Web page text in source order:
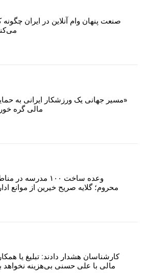
صنعت پنهان وام آنلاین در ایران چگونه
«مسیر جهانی یک ورزشکار ایرانی به
مالی گره
وعده ساخت ۱۰۰ مدرسه در
محروم؛ گلایه صریح خیرین از موانع
کارشناسان هشدار دادند: تبلیغ یا
مالی با علی حسنی بی‌هزینه نخواهد